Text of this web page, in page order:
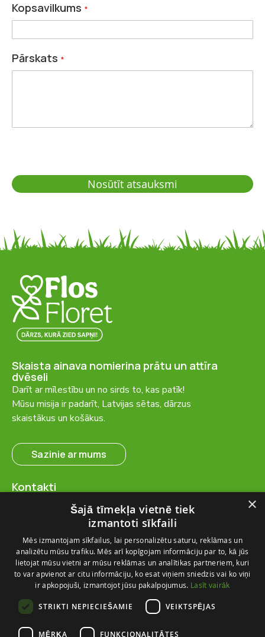
Kopsavilkums
Pārskats
Nosūtīt atsauksmi
Skaista ainava nomierina prātu un attīra
dvēseli
Darīt ar mīlestību un no sirds to, kas patīk!
Mūsu misija ir padarīt, Latvijas sētas, dārzus
skaistākus un košākus.
Sazinie ar mums
Kontakti
Ventspils nov., Ugāles pag.,
Ugāle, “Salas” – 23, LV-3615
+371 28 767 262
info@flosfloret.com
Noderīga informācija
Par mums
Piegādes un atgriešana
Kontakti
×
Šajā tīmekļa vietnē tiek
izmantoti sīkfaili
Mēs izmantojam sīkfailus, lai personalizētu saturu, reklāmas un
analizētu mūsu trafiku. Mēs arī kopīgojam informāciju par to, kā jūs
lietojat mūsu vietni ar mūsu reklāmas un analītikas partneriem, kuri
to var apvienot ar citu informāciju, ko esat viņiem sniedzis vai ko viņi
ir apkopojuši, izmantojot jūsu pakalpojumus. Lasīt vairāk
STRIKTI NEPIECIEŠAMIE VEIKTSPĒJAS
MĒRĶA FUNKCIONALITĀTES